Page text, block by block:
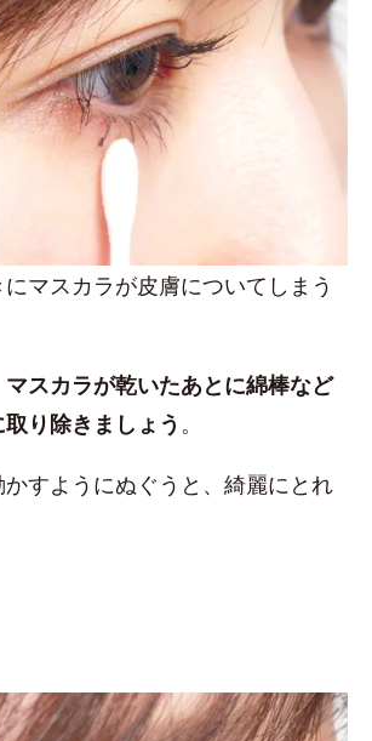
マスカラが皮膚についてしまう
マスカラが乾いたあとに綿棒など
り除きましょう 。
すようにぬぐうと、綺麗にとれ